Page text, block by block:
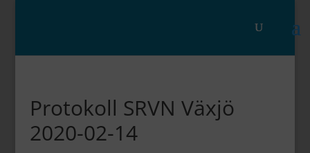
Protokoll SRVN Växjö
2020-02-14